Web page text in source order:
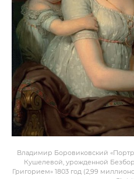
Владимир Боровиковский
Кушелевой, урожденной
Григорием» 1803 год (2,99